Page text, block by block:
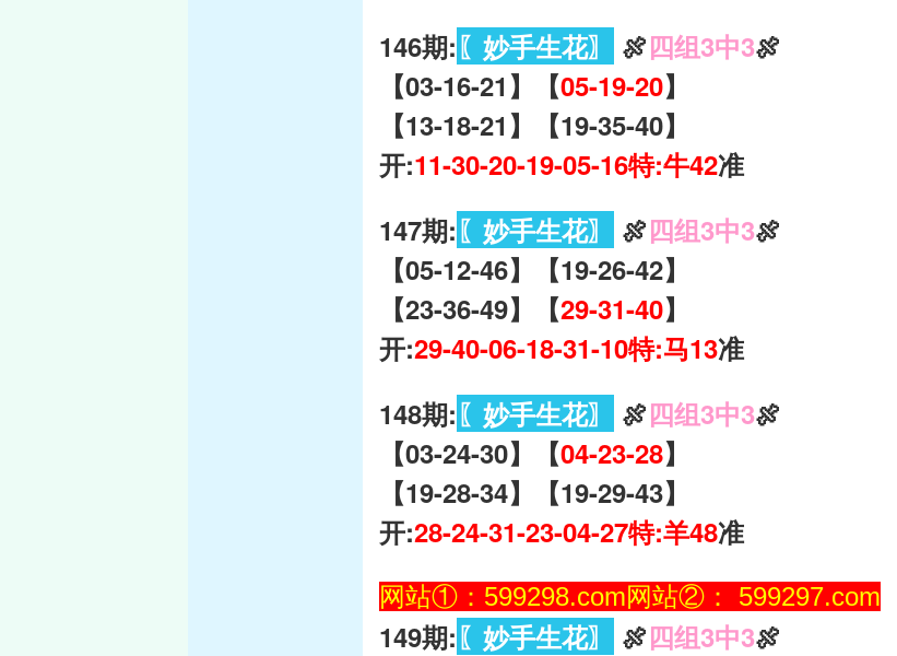
146期:〖妙手生花〗 🍖四组3中3🍖
【03-16-21】【05-19-20】
【13-18-21】【19-35-40】
开:11-30-20-19-05-16特:牛42准
147期:〖妙手生花〗 🍖四组3中3🍖
【05-12-46】【19-26-42】
【23-36-49】【29-31-40】
开:29-40-06-18-31-10特:马13准
148期:〖妙手生花〗 🍖四组3中3🍖
【03-24-30】【04-23-28】
【19-28-34】【19-29-43】
开:28-24-31-23-04-27特:羊48准
网站①：599298.com网站②： 599297.com
149期:〖妙手生花〗 🍖四组3中3🍖